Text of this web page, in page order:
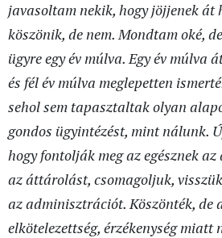
javasoltam nekik, hogy jöjjenek át
köszönik, de nem. Mondtam oké,
ügyre egy év múlva. Egy év múlva
és fél év múlva meglepetten
sehol sem tapasztaltak olyan
gondos ügyintézést, mint nálunk.
hogy fontolják meg az egésznek
az áttárolást, csomagoljuk,
az adminisztrációt. Köszönték, de
elkötelezettség, érzékenység